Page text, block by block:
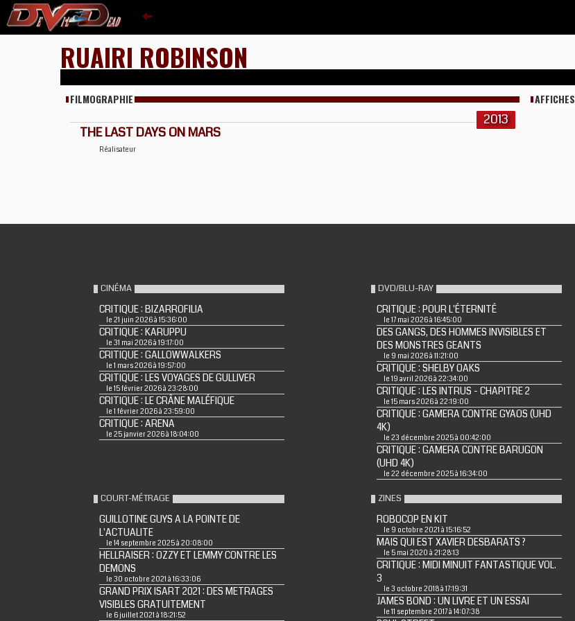
RUAIRI ROBINSON
FILMOGRAPHIE
2013
THE LAST DAYS ON MARS
Réalisateur
AFFICHES
CINÉMA
CRITIQUE : BIZARROFILIA
le 21 juin 2026 à 15:36:00
CRITIQUE : KARUPPU
le 31 mai 2026 à 19:17:00
CRITIQUE : GALLOWWALKERS
le 1 mars 2026 à 19:57:00
CRITIQUE : LES VOYAGES DE GULLIVER
le 15 février 2026 à 23:28:00
CRITIQUE : LE CRÂNE MALÉFIQUE
le 1 février 2026 à 23:59:00
CRITIQUE : ARENA
le 25 janvier 2026 à 18:04:00
DVD/BLU-RAY
CRITIQUE : POUR L'ÉTERNITÉ
le 17 mai 2026 à 16:45:00
DES GANGS, DES HOMMES INVISIBLES ET
DES MONSTRES GEANTS
le 9 mai 2026 à 11:21:00
CRITIQUE : SHELBY OAKS
le 19 avril 2026 à 22:34:00
CRITIQUE : LES INTRUS - CHAPITRE 2
le 15 mars 2026 à 22:19:00
CRITIQUE : GAMERA CONTRE GYAOS (UHD
4K)
le 23 décembre 2025 à 00:42:00
CRITIQUE : GAMERA CONTRE BARUGON
(UHD 4K)
le 22 décembre 2025 à 16:34:00
COURT-MÉTRAGE
GUILLOTINE GUYS A LA POINTE DE
L'ACTUALITE
le 14 septembre 2025 à 20:08:00
HELLRAISER : OZZY ET LEMMY CONTRE LES
DEMONS
le 30 octobre 2021 à 16:33:06
GRAND PRIX ISART 2021 : DES METRAGES
VISIBLES GRATUITEMENT
le 6 juillet 2021 à 18:21:52
ZINES
ROBOCOP EN KIT
le 9 octobre 2021 à 15:16:52
MAIS QUI EST XAVIER DESBARATS ?
le 5 mai 2020 à 21:28:13
CRITIQUE : MIDI MINUIT FANTASTIQUE VOL.
3
le 3 octobre 2018 à 17:19:31
JAMES BOND : UN LIVRE ET UN ESSAI
le 11 septembre 2017 à 14:07:38